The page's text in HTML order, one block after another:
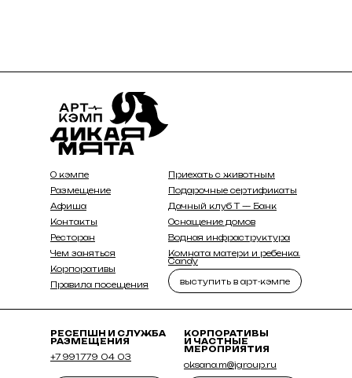
О кэмпе
Размещение
Афиша
Контакты
Ресторан
Чем заняться
Корпоративы
Правила посещения
Приехать с животным
Подарочные сертификаты
Дачный клуб Т — Банк
Оснащение домов
Водная инфраструктура
Комната матери и ребенка.
Candy
выступить в арт-кэмпе
РЕСЕПШН И СЛУЖБА
РАЗМЕЩЕНИЯ
+7 991 779 04 03
КОРПОРАТИВЫ
И ЧАСТНЫЕ
МЕРОПРИЯТИЯ
oksana.m@jgroup.ru